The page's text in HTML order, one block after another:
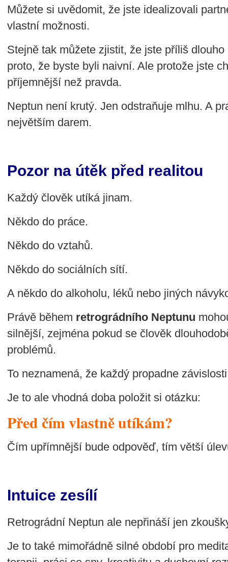
Můžete si uvědomit, že jste idealizovali
vlastní možnosti.
Stejně tak můžete zjistit, že jste příliš
proto, že byste byli naivní. Ale protože jste
příjemnější než pravda.
Neptun není krutý. Jen odstraňuje mlhu. A
největším darem.
Pozor na útěk před realitou
Každý člověk utíká jinam.
Někdo do práce.
Někdo do vztahů.
Někdo do sociálních sítí.
A někdo do alkoholu, léků nebo jiných
Právě během retrográdního Neptunu
silnější, zejména pokud se člověk
problémů.
To neznamená, že každý propadne
Je to ale vhodná doba položit si otázku:
Před čím vlastně utíkám?
Čím upřímnější bude odpověď, tím větší
Intuice zesílí
Retrográdní Neptun ale nepřináší jen
Je to také mimořádně silné období pro